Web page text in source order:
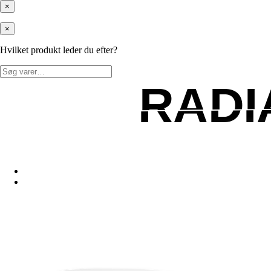
×
×
Hvilket produkt leder du efter?
Søg
efter: